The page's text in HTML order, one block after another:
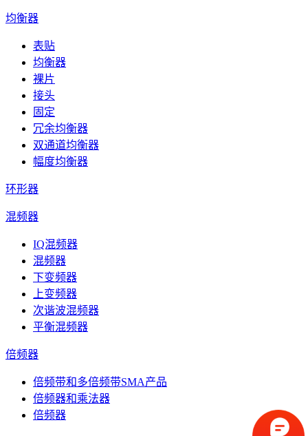
均衡器
表贴
均衡器
裸片
接头
固定
冗余均衡器
双通道均衡器
幅度均衡器
环形器
混频器
IQ混频器
混频器
下变频器
上变频器
次谐波混频器
平衡混频器
倍频器
倍频带和多倍频带SMA产品
倍频器和乘法器
倍频器